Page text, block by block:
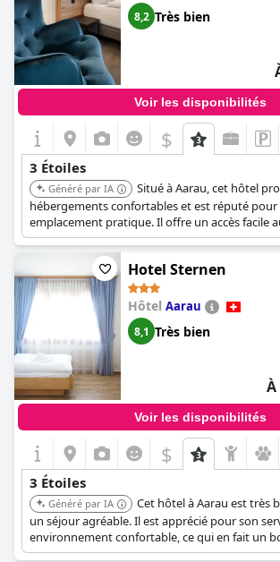
8,2 Très bien
Voir les disponibilités
$
3 Étoiles
Généré par IA
Situé à Aarau, cet hôtel
hébergements confortables et est réputé pour
emplacement pratique. Il offre un accès facile
locales et aux commodités.
Hotel Sternen
Hôtel Aarau
8,1 Très bien
Voir les disponibilités
$
3 Étoiles
Généré par IA
Cet hôtel à Aarau est très
un séjour agréable. Il est apprécié pour son
environnement confortable, ce qui en fait un
voyageurs.